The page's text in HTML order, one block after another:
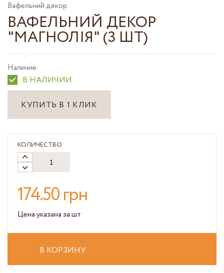
Вафельний декор
ВАФЕЛЬНИЙ ДЕКОР
"МАГНОЛІЯ" (3 ШТ)
Наличие:
В НАЛИЧИИ
КУПИТЬ В 1 КЛИК
КОЛИЧЕСТВО
174.50 грн
Цена указана за шт
В КОРЗИНУ